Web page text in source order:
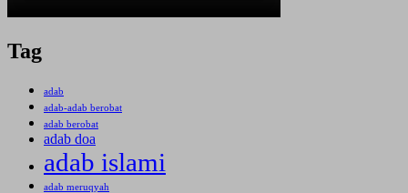
Tag
adab
adab-adab berobat
adab berobat
adab doa
adab islami
adab meruqyah